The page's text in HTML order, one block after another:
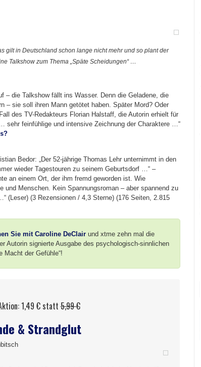
gilt in Deutschland schon lange nicht mehr und so plant der
Talkshow zum Thema „Späte Scheidungen“ …
– die Talkshow fällt ins Wasser. Denn die Geladene, die
– sie soll ihren Mann getötet haben. Später Mord? Oder
des TV-Redakteurs Florian Halstaff, die Autorin erhielt für
sehr feinfühlige und intensive Zeichnung der Charaktere …“
Bedor: „Der 52-jährige Thomas Lehr unternimmt in den
wieder Tagestouren zu seinem Geburtsdorf …“ –
an einem Ort, der ihm fremd geworden ist. Wie
und Menschen. Kein Spannungsroman – aber spannend zu
(Leser) (3 Rezensionen / 4,3 Sterne) (176 Seiten, 2.815
Sie mit Caroline DeClair und xtme zehn mal die
Autorin signierte Ausgabe des psychologisch-sinnlichen
Macht der Gefühle“!
1,49 € statt5,99 €
& Strandglut